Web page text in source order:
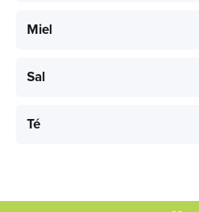
Miel
Sal
Té